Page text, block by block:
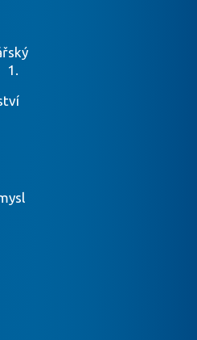
hospodářství
průmysl